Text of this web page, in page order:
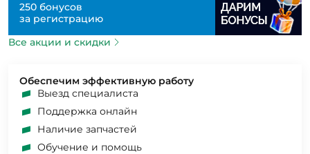
250 бонусов
за регистрацию
Все акции и скидки
Обеспечим эффективную работу
Выезд специалиста
Поддержка онлайн
Наличие запчастей
Обучение и помощь